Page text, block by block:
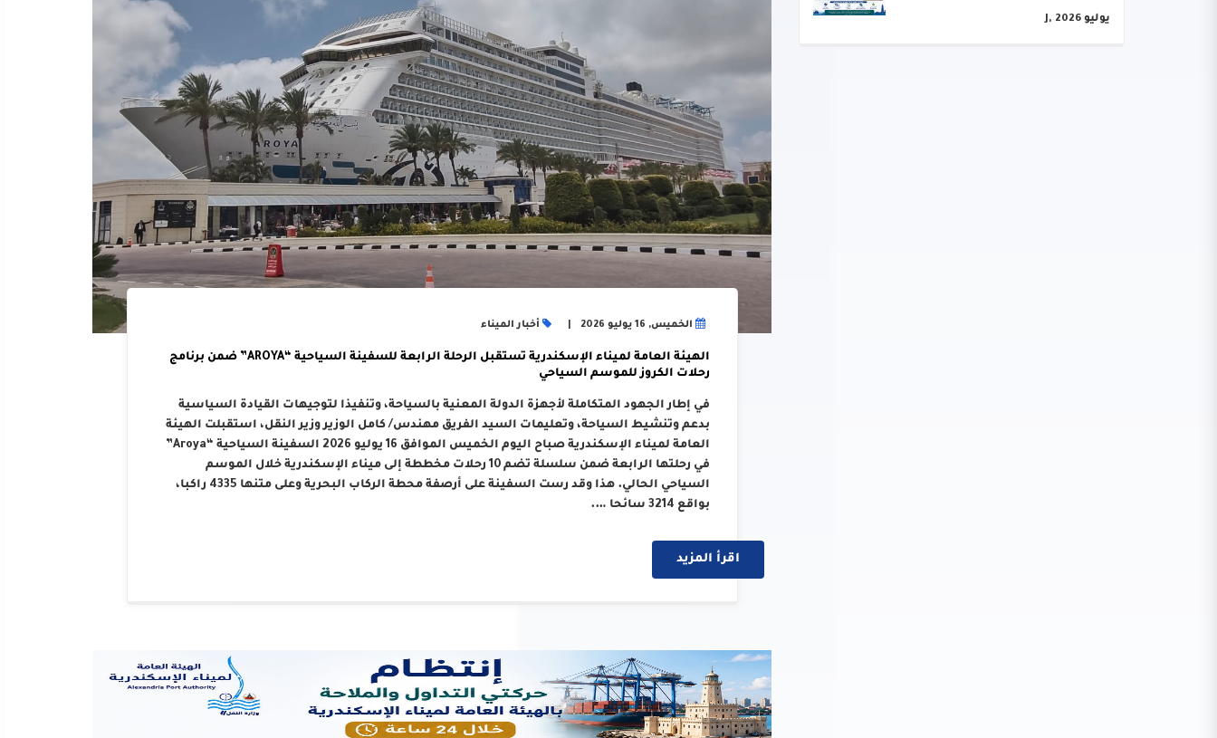
يوليو J, 2026
الخميس, 16 يوليو 2026 أخبار الميناء
الهيئة العامة لميناء الإسكندرية تستقبل الرحلة الرابعة للسفينة السياحية “AROYA” ضمن برنامج
رحلات الكروز للموسم السياحي
في إطار الجهود المتكاملة لأجهزة الدولة المعنية بالسياحة، وتنفيذا لتوجيهات القيادة السياسية
بدعم وتنشيط السياحة، وتعليمات السيد الفريق مهندس/ كامل الوزير وزير النقل، استقبلت الهيئة
العامة لميناء الإسكندرية صباح اليوم الخميس الموافق 16 يوليو 2026 السفينة السياحية “Aroya”
في رحلتها الرابعة ضمن سلسلة تضم 10 رحلات مخططة إلى ميناء الإسكندرية خلال الموسم
السياحي الحالي. هذا وقد رست السفينة على أرصفة محطة الركاب البحرية وعلى متنها 4335 راكبا،
بواقع 3214 سائحا ….
اقرأ المزيد